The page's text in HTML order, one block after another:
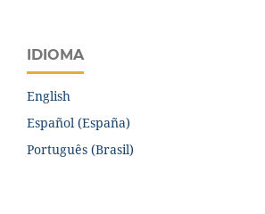
IDIOMA
English
Español (España)
Português (Brasil)